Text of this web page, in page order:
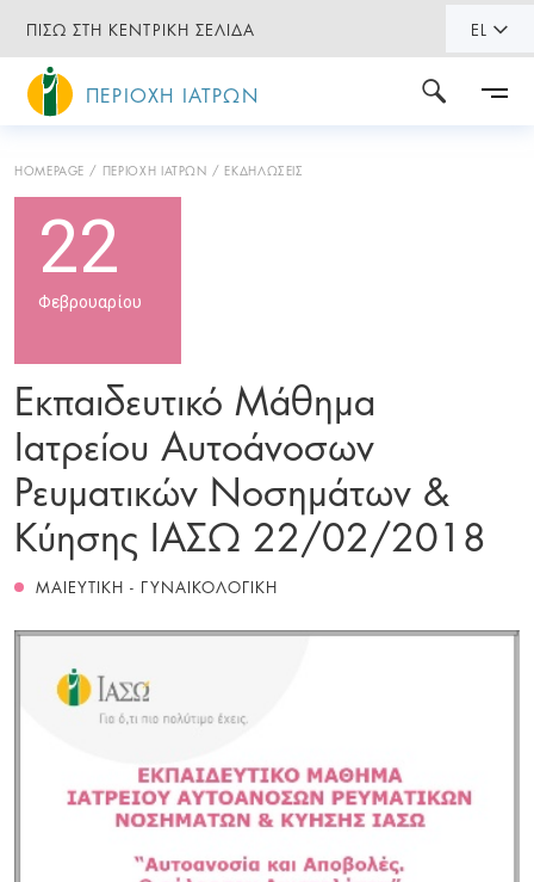
ΠΙΣΩ ΣΤΗ ΚΕΝΤΡΙΚΗ ΣΕΛΙΔΑ EL
ΠΕΡΙΟΧΗ ΙΑΤΡΩΝ
HOMEPAGE ΠΕΡΙΟΧΗ ΙΑΤΡΩΝ ΕΚΔΗΛΩΣΕΙΣ
22
Φεβρουαρίου
Εκπαιδευτικό Μάθημα
Ιατρείου Αυτοάνοσων
Ρευματικών Νοσημάτων &
Κύησης ΙΑΣΩ 22/02/2018
ΜΑΙΕΥΤΙΚΗ - ΓΥΝΑΙΚΟΛΟΓΙΚΗ